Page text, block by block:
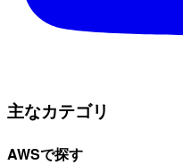
主なカテゴリ
AWSで探す